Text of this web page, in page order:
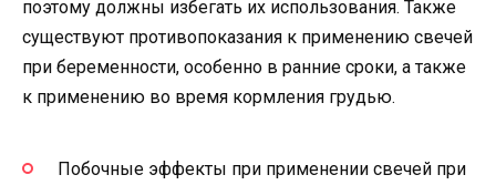
поэтому должны избегать их использования. Также
существуют противопоказания к применению свечей
при беременности, особенно в ранние сроки, а также
к применению во время кормления грудью.
Побочные эффекты при применении свечей при